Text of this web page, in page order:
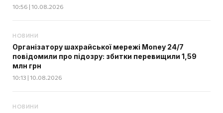
10:56 | 10.08.2026
НОВИНИ
Організатору шахрайської мережі Money 24/7
повідомили про підозру: збитки перевищили 1,59
млн грн
10:13 | 10.08.2026
НОВИНИ